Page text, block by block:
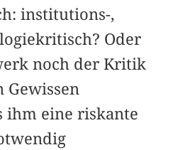
institutions-,
Oder
noch der Kritik
ihm eine riskante